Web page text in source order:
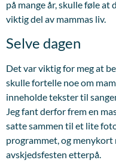
på mange år, skulle føle at
viktig del av mammas liv.
Selve dagen
Det var viktig for meg at
skulle fortelle noe om
inneholde tekster til
Jeg fant derfor frem en
satte sammen til et lite
programmet, og menykort
avskjedsfesten etterpå.